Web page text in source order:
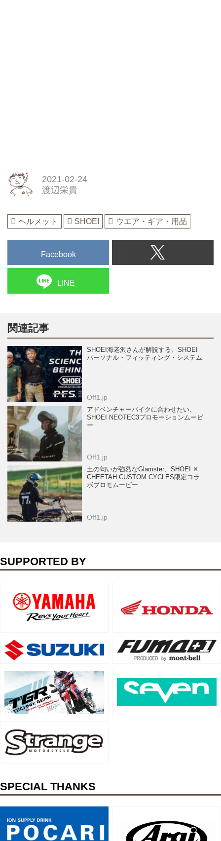
2021-02-24
渡辺栄貴
ヘルメット SHOEI ウエア・ギア・用品
Facebook
LINE
関連記事
SHOEI海老沢さんが解説する、SHOEI
パーソナル・フィッティング・システム
Off1.jp
アドベンチャーバイクに合わせたい、
SHOEI NEOTEC3プロモーションムービ
ー
Off1.jp
土の匂いが強烈なGlamster、SHOEI ✕
CHEETAH CUSTOM CYCLES限定コラ
ボプロモムービー
Off1.jp
SUPPORTED BY
SPECIAL THANKS